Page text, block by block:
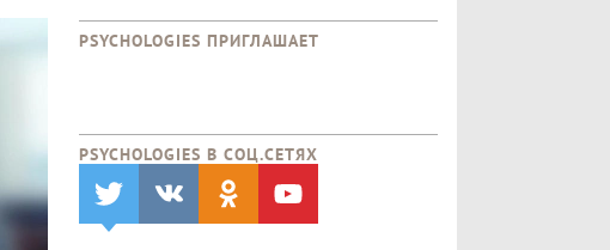
PSYCHOLOGIES ПРИГЛАШАЕТ
PSYCHOLOGIES В CОЦ.СЕТЯХ